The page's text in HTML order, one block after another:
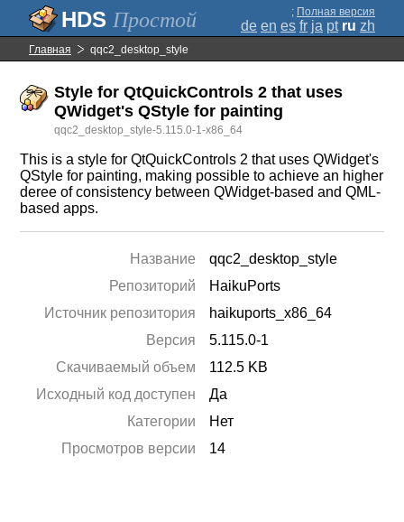
Простой ; Полная версия
de en es fr ja pt ru zh
Главная qqc2_desktop_style
Style for QtQuickControls 2 that uses
QWidget's QStyle for painting
qqc2_desktop_style-5.115.0-1-x86_64
This is a style for QtQuickControls 2 that uses QWidget's
QStyle for painting, making possible to achieve an higher
deree of consistency between QWidget-based and QML-
based apps.
Название
qqc2_desktop_style
Репозиторий
HaikuPorts
Источник репозитория
haikuports_x86_64
Версия
5.115.0-1
Скачиваемый объем
112.5 KB
Исходный код доступен
Да
Категории
Нет
Просмотров версии
14